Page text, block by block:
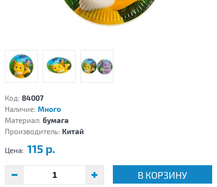
Код: 84007
Наличие: Много
Материал: бумага
Производитель: Китай
Цена: 115 р.
В КОРЗИНУ